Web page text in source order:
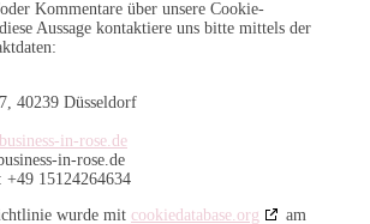
Kommentare über unsere Cookie-
Aussage kontaktiere uns bitte mittels der
40239 Düsseldorf
in-rose.de
in-rose.de
+49 15124264634
wurde mit cookiedatabase.org am